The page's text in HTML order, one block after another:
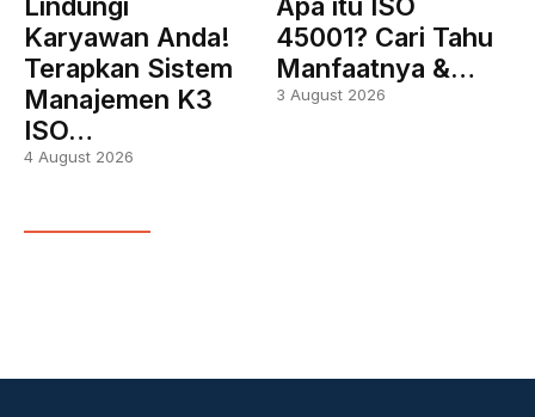
Karyawan Anda!
Terapkan Sistem
Manajemen K3
ISO…
4 August 2026
45001? Cari Tahu
Manfaatnya &…
3 August 2026